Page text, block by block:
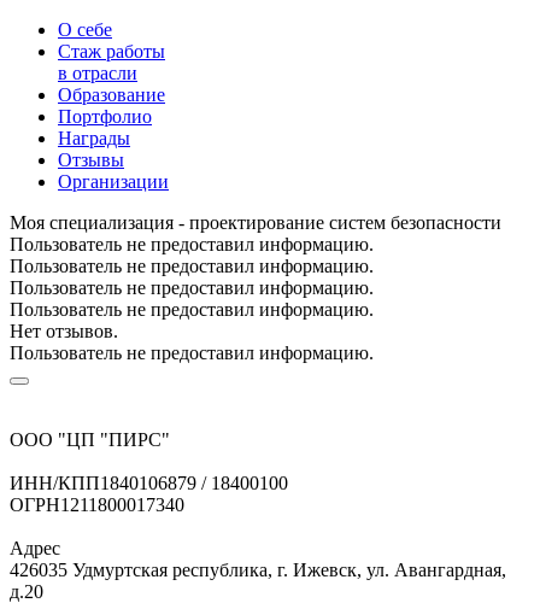
О себе
Стаж работы
в отрасли
Образование
Портфолио
Награды
Отзывы
Организации
Моя специализация - проектирование систем безопасности
Пользователь не предоставил информацию.
Пользователь не предоставил информацию.
Пользователь не предоставил информацию.
Пользователь не предоставил информацию.
Нет отзывов.
Пользователь не предоставил информацию.
ООО "ЦП "ПИРС"
ИНН/КПП1840106879 / 18400100
ОГРН1211800017340
Адрес
426035 Удмуртская республика, г. Ижевск, ул. Авангардная,
д.20